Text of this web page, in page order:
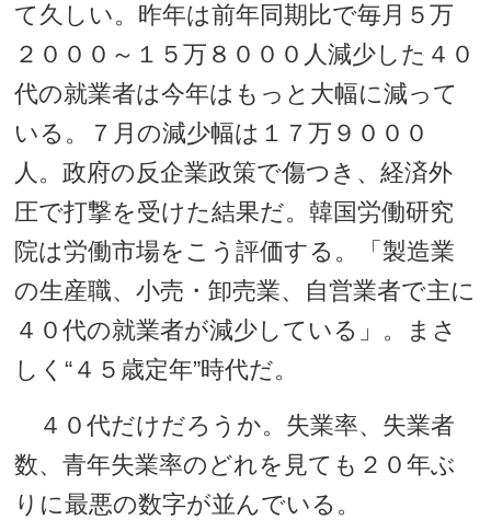
て久しい。昨年は前年同期比で毎月５万
２０００～１５万８０００人減少した４０
代の就業者は今年はもっと大幅に減って
いる。７月の減少幅は１７万９０００
人。政府の反企業政策で傷つき、経済外
圧で打撃を受けた結果だ。韓国労働研究
院は労働市場をこう評価する。「製造業
の生産職、小売・卸売業、自営業者で主に
４０代の就業者が減少している」。まさ
しく“４５歳定年”時代だ。
４０代だけだろうか。失業率、失業者
数、青年失業率のどれを見ても２０年ぶ
りに最悪の数字が並んでいる。